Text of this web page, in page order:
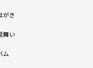
がき
舞い
ム